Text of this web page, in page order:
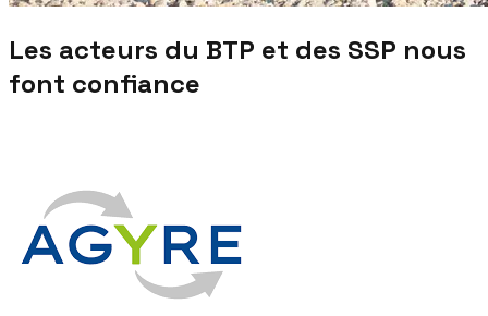
Les acteurs du BTP et des SSP nous
font confiance